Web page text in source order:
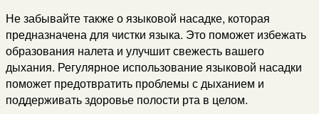
Не забывайте также о языковой насадке, которая
предназначена для чистки языка. Это поможет избежать
образования налета и улучшит свежесть вашего
дыхания. Регулярное использование языковой насадки
поможет предотвратить проблемы с дыханием и
поддерживать здоровье полости рта в целом.